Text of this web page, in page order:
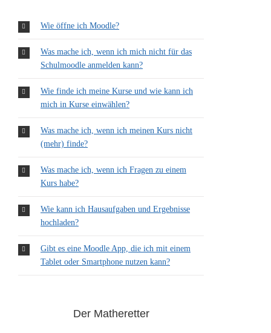
Wie öffne ich Moodle?
Was mache ich, wenn ich mich nicht für das
Schulmoodle anmelden kann?
Wie finde ich meine Kurse und wie kann ich
mich in Kurse einwählen?
Was mache ich, wenn ich meinen Kurs nicht
(mehr) finde?
Was mache ich, wenn ich Fragen zu einem
Kurs habe?
Wie kann ich Hausaufgaben und Ergebnisse
hochladen?
Gibt es eine Moodle App, die ich mit einem
Tablet oder Smartphone nutzen kann?
Der Matheretter